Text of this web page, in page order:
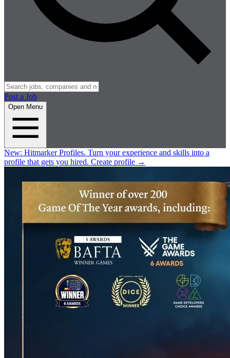
Post a Job
Open Menu
New: Hitmarker Profiles. Turn your experience and skills into a
profile that gets you hired. Create profile →